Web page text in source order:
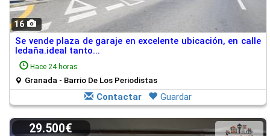
16
Se vende plaza de garaje en excelente ubicación, en calle
ledaña.ideal tanto...
Hace 24 horas
Granada - Barrio De Los Periodistas
Contactar Guardar
29.500€